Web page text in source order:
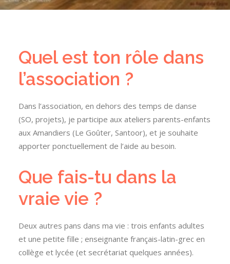
Quel est ton rôle dans
l’association ?
Dans l’association, en dehors des temps de danse
(SO, projets), je participe aux ateliers parents-enfants
aux Amandiers (Le Goûter, Santoor), et je souhaite
apporter ponctuellement de l’aide au besoin.
Que fais-tu dans la
vraie vie ?
Deux autres pans dans ma vie : trois enfants adultes
et une petite fille ; enseignante français-latin-grec en
collège et lycée (et secrétariat quelques années).